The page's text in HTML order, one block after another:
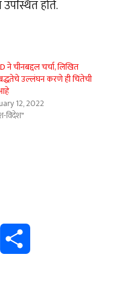
होते.
ने चीनबद्दल चर्चा, लिखित
उल्लंघन करणे ही चिंतेची
12, 2022
विदेश"
Telegram